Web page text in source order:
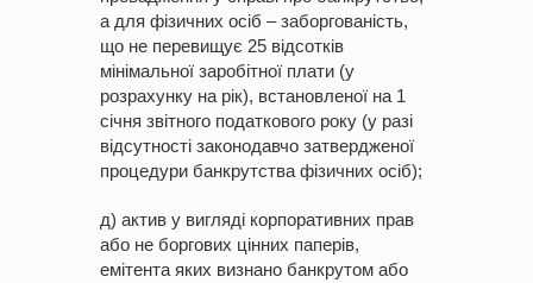
а для фізичних осіб – заборгованість,
що не перевищує 25 відсотків
мінімальної заробітної плати (у
розрахунку на рік), встановленої на 1
січня звітного податкового року (у разі
відсутності законодавчо затвердженої
процедури банкрутства фізичних осіб);
д) актив у вигляді корпоративних прав
або не боргових цінних паперів,
емітента яких визнано банкрутом або